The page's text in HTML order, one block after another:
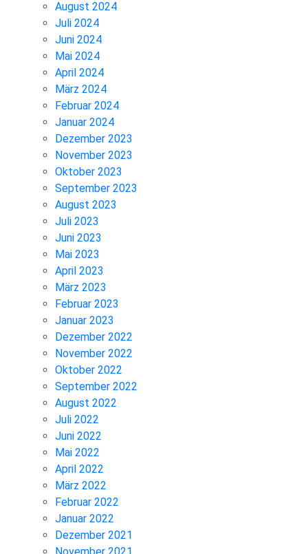
August 2024
Juli 2024
Juni 2024
Mai 2024
April 2024
März 2024
Februar 2024
Januar 2024
Dezember 2023
November 2023
Oktober 2023
September 2023
August 2023
Juli 2023
Juni 2023
Mai 2023
April 2023
März 2023
Februar 2023
Januar 2023
Dezember 2022
November 2022
Oktober 2022
September 2022
August 2022
Juli 2022
Juni 2022
Mai 2022
April 2022
März 2022
Februar 2022
Januar 2022
Dezember 2021